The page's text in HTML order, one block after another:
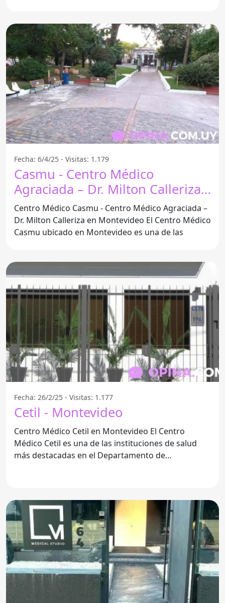
Fecha: 6/4/25 - Visitas: 1.179
Casmu - Centro Médico
Agraciada – Dr. Milton Calleriza -
Montevideo
Centro Médico Casmu - Centro Médico Agraciada –
Dr. Milton Calleriza en Montevideo El Centro Médico
Casmu ubicado en Montevideo es una de las
Fecha: 26/2/25 - Visitas: 1.177
Cetil - Montevideo
Centro Médico Cetil en Montevideo El Centro
Médico Cetil es una de las instituciones de salud
más destacadas en el Departamento de